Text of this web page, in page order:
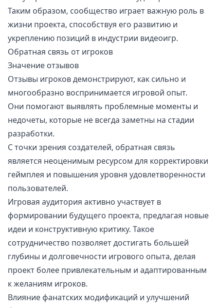
Таким образом, сообщество играет важную роль в
жизни проекта, способствуя его развитию и
укреплению позиций в индустрии видеоигр.
Обратная связь от игроков
Значение отзывов
Отзывы игроков демонстрируют, как сильно и
многообразно воспринимается игровой опыт.
Они помогают выявлять проблемные моменты и
недочеты, которые не всегда заметны на стадии
разработки.
С точки зрения создателей, обратная связь
является неоценимым ресурсом для корректировки
геймплея и повышения уровня удовлетворенности
пользователей.
Игровая аудитория активно участвует в
формировании будущего проекта, предлагая новые
идеи и конструктивную критику. Такое
сотрудничество позволяет достигать большей
глубины и долговечности игрового опыта, делая
проект более привлекательным и адаптированным
к желаниям игроков.
Влияние фанатских модификаций и улучшений